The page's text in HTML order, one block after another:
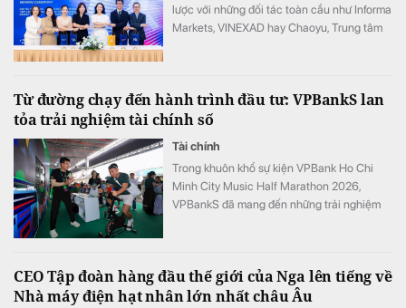
lược với những đối tác toàn cầu như Informa
Markets, VINEXAD hay Chaoyu, Trung tâm
Từ đường chạy đến hành trình đầu tư: VPBankS lan
tỏa trải nghiệm tài chính số
Tài chính
Trong khuôn khổ sự kiện VPBank Ho Chi
Minh City Music Half Marathon 2026,
VPBankS đã mang đến những trải nghiệm
Invest.
CEO Tập đoàn hàng đầu thế giới của Nga lên tiếng về
Nhà máy điện hạt nhân lớn nhất châu Âu